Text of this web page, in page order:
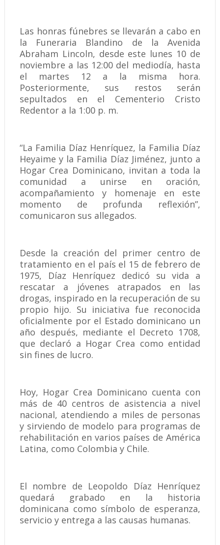
Las honras fúnebres se llevarán a cabo en
la Funeraria Blandino de la Avenida
Abraham Lincoln, desde este lunes 10 de
noviembre a las 12:00 del mediodía, hasta
el martes 12 a la misma hora.
Posteriormente, sus restos serán
sepultados en el Cementerio Cristo
Redentor a la 1:00 p. m.
“La Familia Díaz Henríquez, la Familia Díaz
Heyaime y la Familia Díaz Jiménez, junto a
Hogar Crea Dominicano, invitan a toda la
comunidad a unirse en oración,
acompañamiento y homenaje en este
momento de profunda reflexión”,
comunicaron sus allegados.
Desde la creación del primer centro de
tratamiento en el país el 15 de febrero de
1975, Díaz Henríquez dedicó su vida a
rescatar a jóvenes atrapados en las
drogas, inspirado en la recuperación de su
propio hijo. Su iniciativa fue reconocida
oficialmente por el Estado dominicano un
año después, mediante el Decreto 1708,
que declaró a Hogar Crea como entidad
sin fines de lucro.
Hoy, Hogar Crea Dominicano cuenta con
más de 40 centros de asistencia a nivel
nacional, atendiendo a miles de personas
y sirviendo de modelo para programas de
rehabilitación en varios países de América
Latina, como Colombia y Chile.
El nombre de Leopoldo Díaz Henríquez
quedará grabado en la historia
dominicana como símbolo de esperanza,
servicio y entrega a las causas humanas.